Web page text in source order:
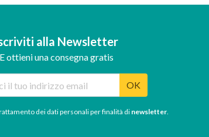
alla Newsletter
E ottieni una consegna gratis
OK
dei dati personali per finalità dinewsletter.